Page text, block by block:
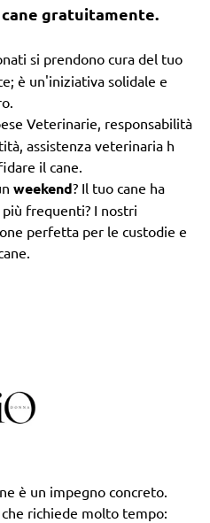
gratuitamente.
si prendono cura del tuo
è un'iniziativa solidale e
Veterinarie, responsabilità
assistenza veterinaria h
il cane.
weekend? Il tuo cane ha
frequenti? I nostri
perfetta per le custodie e
è un impegno concreto.
richiede molto tempo: